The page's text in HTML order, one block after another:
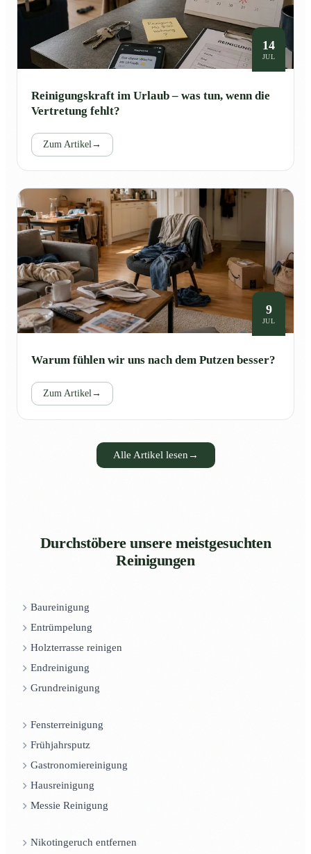
14
JUL
Reinigungskraft im Urlaub – was tun, wenn die
Vertretung fehlt?
Zum Artikel→
9
JUL
Warum fühlen wir uns nach dem Putzen besser?
Zum Artikel→
Alle Artikel lesen →
Durchstöbere unsere meistgesuchten
Reinigungen
Baureinigung
Entrümpelung
Holzterrasse reinigen
Endreinigung
Grundreinigung
Fensterreinigung
Frühjahrsputz
Gastronomiereinigung
Hausreinigung
Messie Reinigung
Nikotingeruch entfernen